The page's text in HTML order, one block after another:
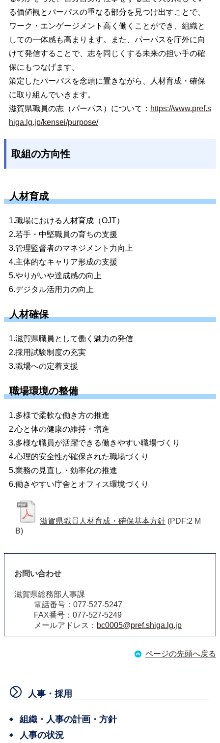
る価値観とパーパスの重なる部分を見つけ出すことで、
ワーク・エンゲージメント高く働くことができ、組織と
しての一体感も高まります。また、パーパスを庁外に向
けて発信することで、志を同じくする未来の担い手の確
保にもつなげます。
策定したパーパスを念頭に置きながら、人材育成・確保
に取り組んでいきます。
滋賀県職員の志（パーパス）について： https://www.pref.s
higa.lg.jp/kensei/purpose/
取組の方向性
人材育成
1.職場における人材育成（OJT）
2.若手・中堅職員の育ちの支援
3.管理監督者のマネジメント力向上
4.主体的なキャリア形成の支援
5.やりがいや達成感の向上
6.デジタル活用力の向上
人材確保
1.滋賀県職員として働く魅力の発信
2.採用試験制度の充実
3.職場への定着支援
職場環境の整備
1.多様で柔軟な働き方の推進
2.心と体の健康の維持・増進
3.多様な職員が活躍できる働きやすい職場づくり
4.心理的安全性が確保された職場づくり
5.業務の見直し・効率化の推進
6.働きやすい庁舎とオフィス環境づくり
滋賀県職員人材育成・確保基本方針 (PDF:2 M
B)
お問い合わせ
滋賀県総務部人事課
電話番号：077-527-5247
FAX番号：077-527-5249
メールアドレス： bc0005@pref.shiga.lg.jp
ページの先頭へ戻る
人事・採用
組織・人事の計画・方針
人事の状況